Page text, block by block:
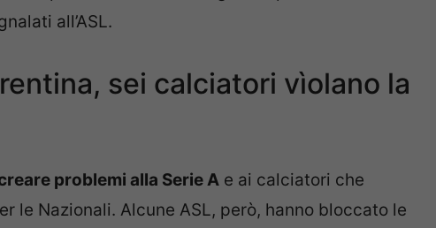
all’ASL.
sei calciatori vìolano la
problemi alla Serie A e ai calciatori che
le Nazionali. Alcune ASL, però, hanno bloccato le